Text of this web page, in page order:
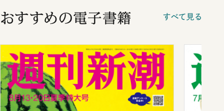
おすすめの電子書籍 すべて見る